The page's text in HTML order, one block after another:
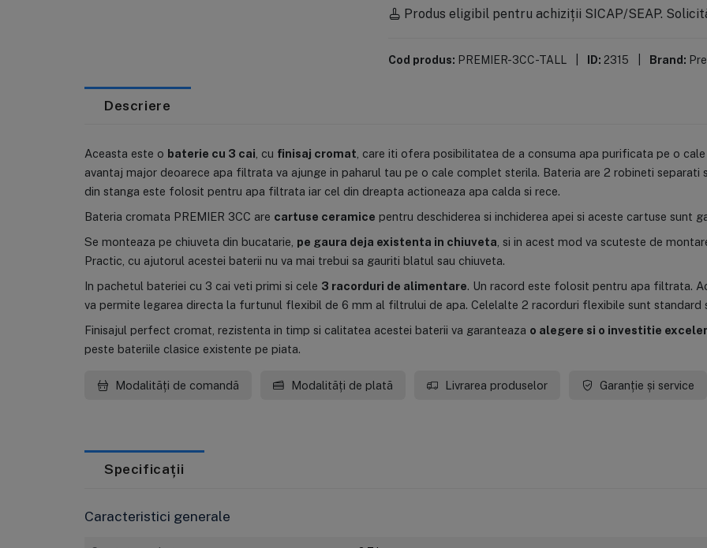
Produs eligibil pentru achiziții SICAP/SEAP.
Cod produs: PREMIER-3CC-TALL ID: 2315 Brand:
Descriere
Aceasta este o baterie cu 3 cai , cu finisaj cromat , care iti ofera posibilitatea de a consuma apa purificata pe o
avantaj major deoarece apa filtrata va ajunge in paharul tau pe o cale complet sterila. Bateria are 2 robineti separati
din stanga este folosit pentru apa filtrata iar cel din dreapta actioneaza apa calda si rece.
Bateria cromata PREMIER 3CC are cartuse ceramice pentru deschiderea si inchiderea apei si aceste cartuse sunt
Se monteaza pe chiuveta din bucatarie, pe gaura deja existenta in chiuveta , si in acest mod va scuteste de
Practic, cu ajutorul acestei baterii nu va mai trebui sa gauriti blatul sau chiuveta.
In pachetul bateriei cu 3 cai veti primi si cele 3 racorduri de alimentare. Un racord este folosit pentru apa filtrata.
va permite legarea directa la furtunul flexibil de 6 mm al filtrului de apa. Celelalte 2 racorduri flexibile sunt standard
Finisajul perfect cromat, rezistenta in timp si calitatea acestei baterii va garanteaza o alegere si o investitie
peste bateriile clasice existente pe piata.
Modalități de comandă Modalități de plată Livrarea produselor Garanție și service
Specificații
Caracteristici generale